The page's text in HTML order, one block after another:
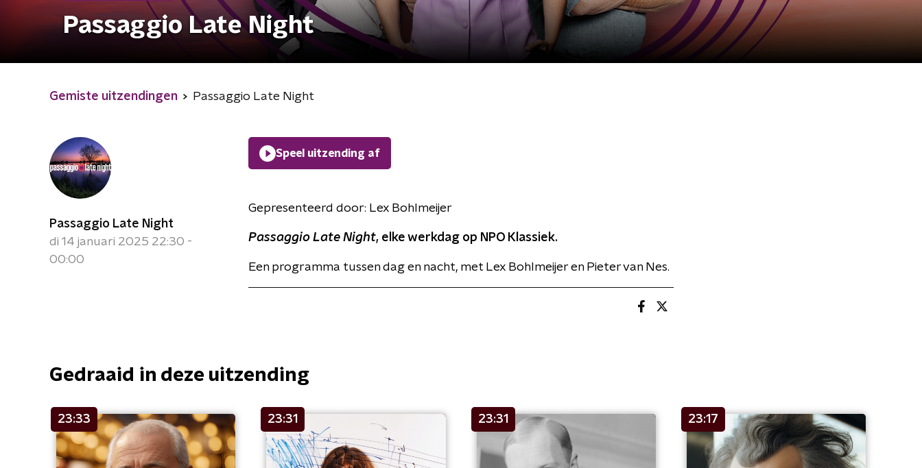
Passaggio Late Night
Gemiste uitzendingen Passaggio Late Night
Passaggio Late Night
di 14 januari 2025 22:30 -
00:00
Speel uitzending af
Gepresenteerd door: Lex Bohlmeijer
Passaggio Late Night, elke werkdag op NPO Klassiek.
Een programma tussen dag en nacht, met Lex Bohlmeijer en Pieter van Nes.
Gedraaid in deze uitzending
23:33 23:31 23:31 23:17